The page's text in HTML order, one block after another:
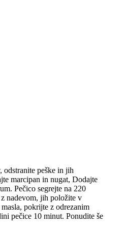
odstranite peške in jih
marcipan in nugat, Dodajte
Pečico segrejte na 220
nadevom, jih položite v
pokrijte z odrezanim
pečice 10 minut. Ponudite še